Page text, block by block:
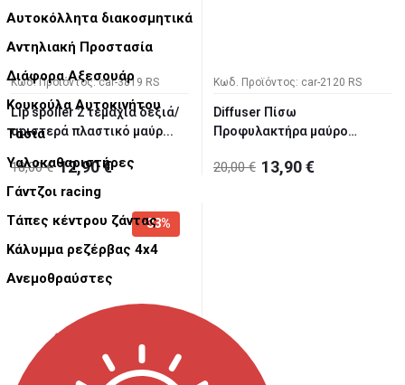
Αυτοκόλλητα διακοσμητικά
Αντηλιακή Προστασία
Διάφορα Αξεσουάρ
Κουκούλα Αυτοκινήτου
Τάσια
Υαλοκαθαριστήρες
Γάντζοι racing
Τάπες κέντρου ζάντας
Κάλυμμα ρεζέρβας 4x4
Ανεμοθραύστες
Κωδ. Προϊόντος: car-3819 RS
Lip spoiler 2 τεμάχια δεξιά/
αριστερά πλαστικό μαύρ...
18,00 € 12,90 €
Κωδ. Προϊόντος: car-2120 RS
Diffuser Πίσω
Προφυλακτήρα μαύρο
20,00 € 13,90 €
-33%